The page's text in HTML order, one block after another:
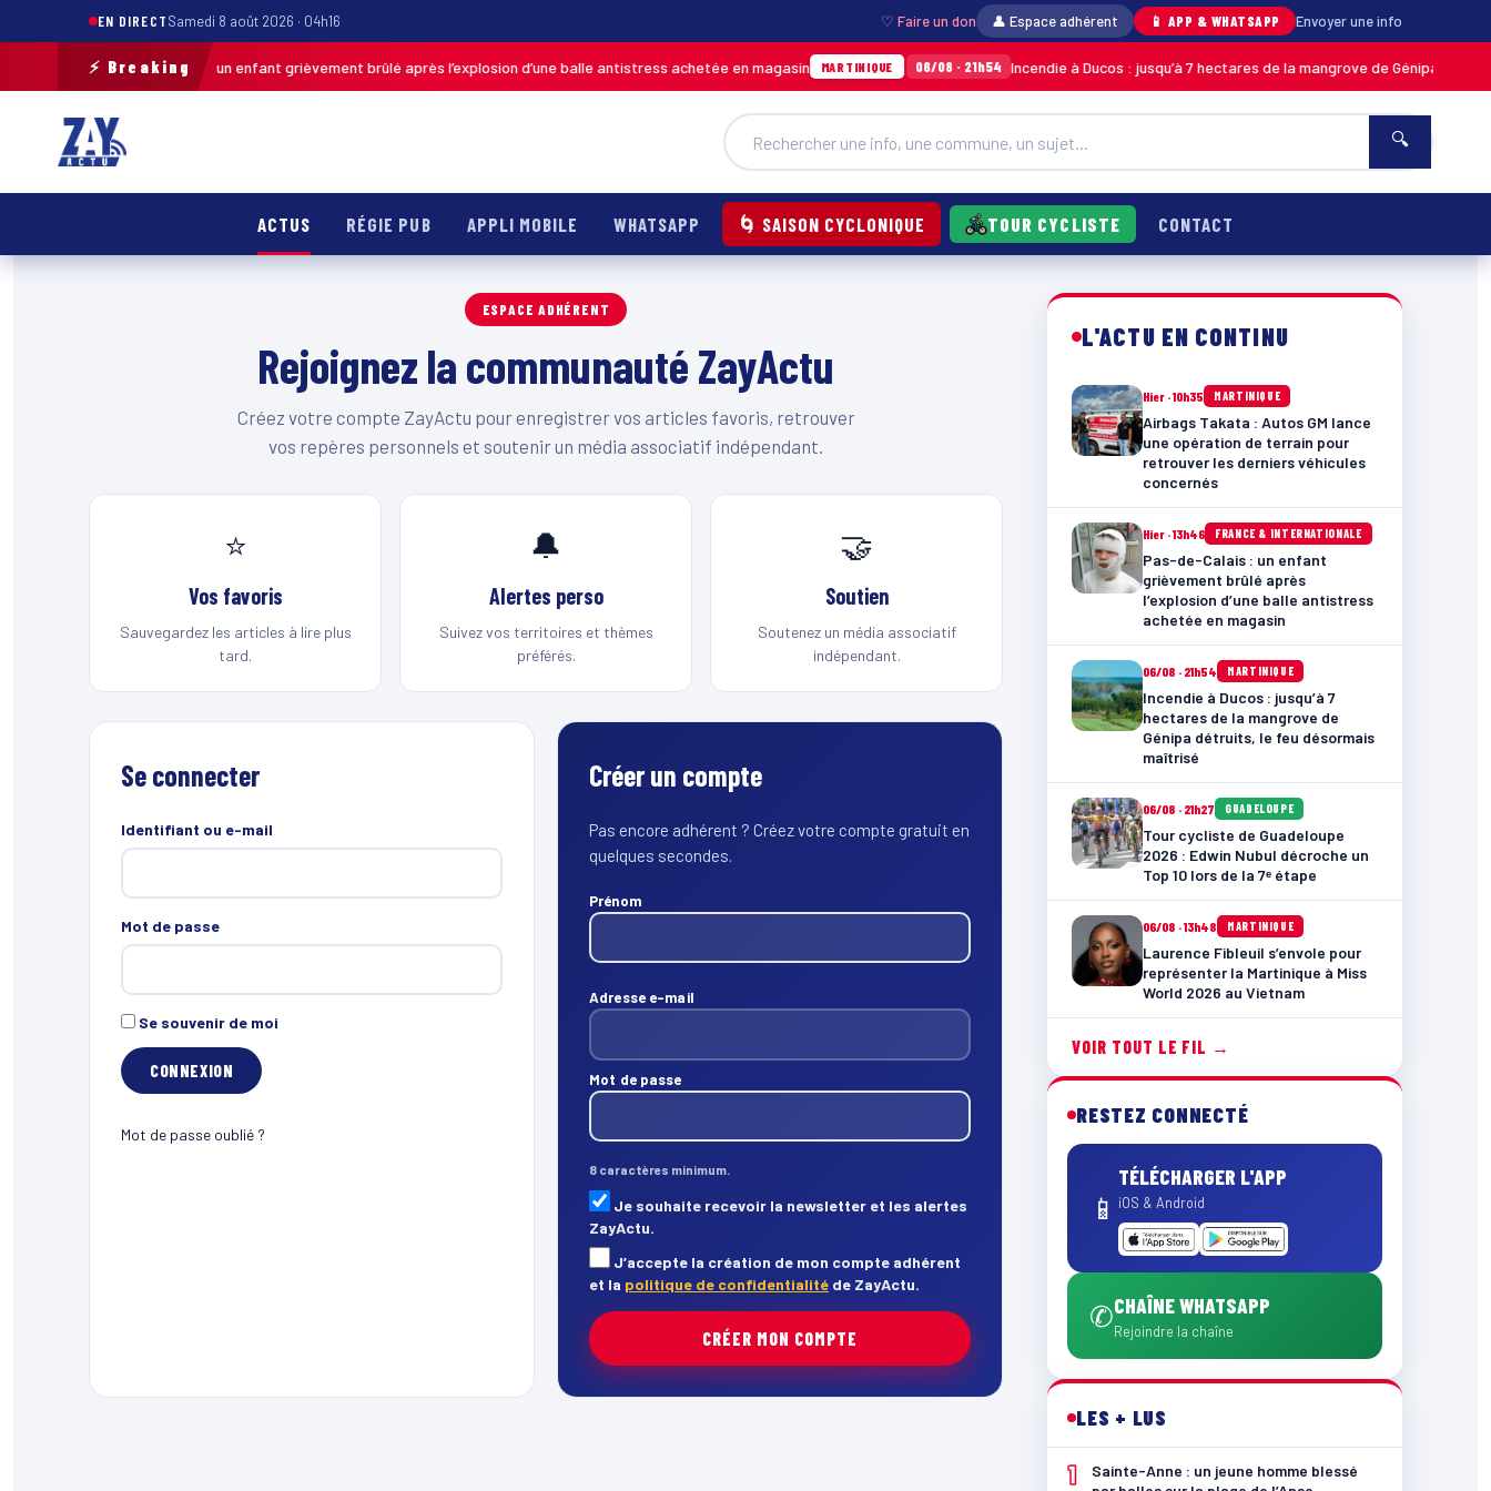
EN DIRECTSamedi 8 août 2026 · 04h16 ♡ Faire un don 👤 Espace adhérent 📱 APP & WHATSAPP Envoyer une info
⚡ Breaking
Pas-de-Calais : un enfant grièvement brûlé après l’explosion d’une balle antistress achetée en magasin MARTINIQUE 06/08 · 21h54 Incendie à Ducos : jusqu’à 7 hectares de la mangrove de Génipa détruits,
🔍
ACTUS RÉGIE PUB APPLI MOBILE WHATSAPP 🌀 SAISON CYCLONIQUE TOUR CYCLISTE CONTACT
ESPACE ADHÉRENT
Rejoignez la communauté ZayActu
Créez votre compte ZayActu pour enregistrer vos articles favoris, retrouver
vos repères personnels et soutenir un média associatif indépendant.
⭐
Vos favoris
Sauvegardez les articles à lire plus
tard.
🔔
Alertes perso
Suivez vos territoires et thèmes
préférés.
🤝
Soutien
Soutenez un média associatif
indépendant.
Se connecter
Identifiant ou e-mail
Mot de passe
Se souvenir de moi
Mot de passe oublié ?
Créer un compte
Pas encore adhérent ? Créez votre compte gratuit en
quelques secondes.
Prénom
Adresse e-mail
Mot de passe
8 caractères minimum.
Je souhaite recevoir la newsletter et les alertes
ZayActu.
J’accepte la création de mon compte adhérent
et la politique de confidentialité de ZayActu.
CRÉER MON COMPTE
L'ACTU EN CONTINU
Hier · 10h35 MARTINIQUE
Airbags Takata : Autos GM lance
une opération de terrain pour
retrouver les derniers véhicules
concernés
Hier · 13h46 FRANCE & INTERNATIONALE
Pas-de-Calais : un enfant
grièvement brûlé après
l’explosion d’une balle antistress
achetée en magasin
06/08 · 21h54 MARTINIQUE
Incendie à Ducos : jusqu’à 7
hectares de la mangrove de
Génipa détruits, le feu désormais
maîtrisé
06/08 · 21h27 GUADELOUPE
Tour cycliste de Guadeloupe
2026 : Edwin Nubul décroche un
Top 10 lors de la 7ᵉ étape
06/08 · 13h48 MARTINIQUE
Laurence Fibleuil s’envole pour
représenter la Martinique à Miss
World 2026 au Vietnam
VOIR TOUT LE FIL →
RESTEZ CONNECTÉ
📱
TÉLÉCHARGER L'APP
iOS & Android
✆CHAÎNE WHATSAPP
Rejoindre la chaîne
LES + LUS
1
Sainte-Anne : un jeune homme blessé